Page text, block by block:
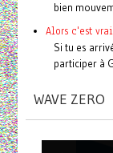
bien
Alors c'est
Si tu es
participer à
WAVE ZERO